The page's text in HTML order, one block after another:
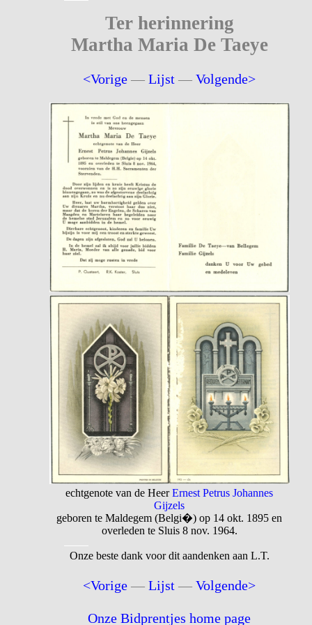
Ter herinnering
Martha Maria De Taeye
<Vorige —Lijst —Volgende>
echtgenote van de HeerErnest Petrus Johannes
Gijzels
geboren te Maldegem (Belgi�) op 14 okt. 1895 en
overleden te Sluis 8 nov. 1964.
Onze beste dank voor dit aandenken aan L.T.
<Vorige —Lijst —Volgende>
Onze Bidprentjes home page